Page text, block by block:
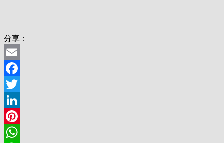
分享：
Email
Facebook
Twitter
LinkedIn
Pinterest